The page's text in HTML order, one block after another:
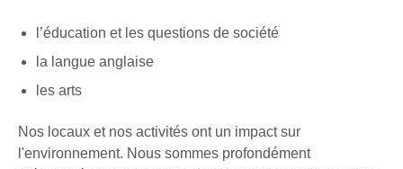
l’éducation et les questions de société
la langue anglaise
les arts
Nos locaux et nos activités ont un impact sur
l'environnement. Nous sommes profondément